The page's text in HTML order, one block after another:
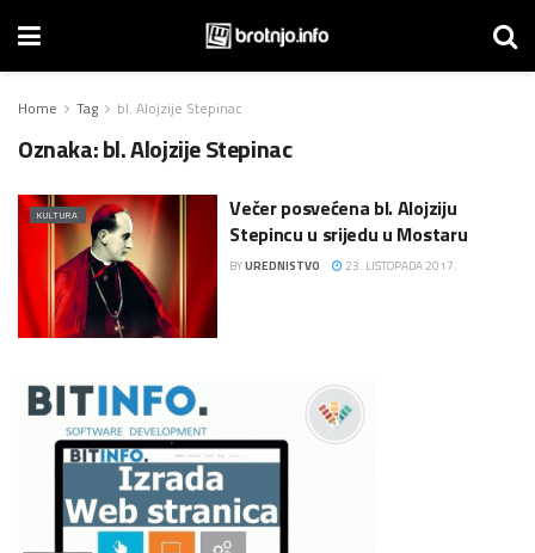
Home Tag bl. Alojzije Stepinac
Oznaka:bl. Alojzije Stepinac
KULTURA
Večer posvećena bl. Alojziju
Stepincu u srijedu u Mostaru
BYUREDNISTVO 23. LISTOPADA 2017.